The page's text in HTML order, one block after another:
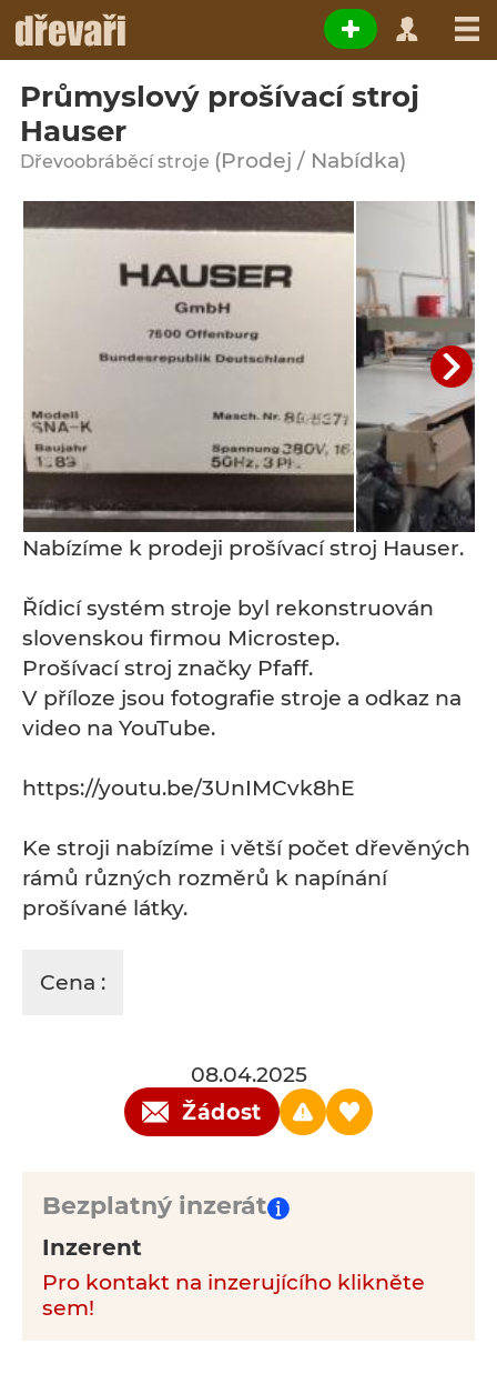
Průmyslový prošívací stroj
Hauser
Dřevoobráběcí stroje (Prodej / Nabídka)
Nabízíme k prodeji prošívací stroj Hauser.
Řídicí systém stroje byl rekonstruován
slovenskou firmou Microstep.
Prošívací stroj značky Pfaff.
V příloze jsou fotografie stroje a odkaz na
video na YouTube.
https://youtu.be/3UnIMCvk8hE
Ke stroji nabízíme i větší počet dřevěných
rámů různých rozměrů k napínání
prošívané látky.
Cena :
08.04.2025
Žádost
Bezplatný inzerát
Inzerent
Pro kontakt na inzerujícího klikněte
sem!